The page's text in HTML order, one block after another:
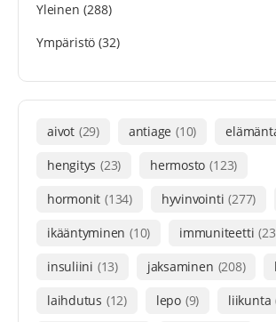
Yleinen (288)
Ympäristö (32)
aivot (29) antiage (10)
hengitys (23) hermosto (123)
hormonit (134) hyvinvointi (277)
ikääntyminen (10) immuniteetti
insuliini (13) jaksaminen (208)
laihdutus (12) lepo (9) liikunta